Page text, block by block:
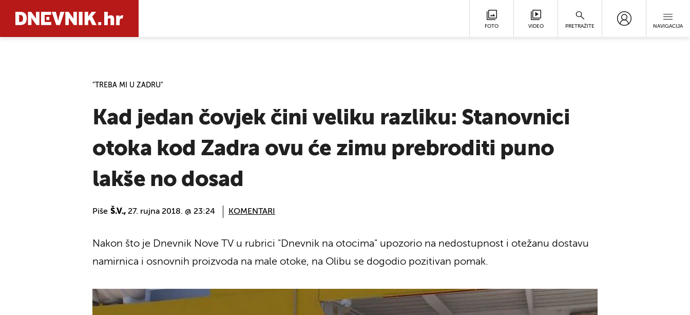
FOTO VIDEO PRETRAŽITE NAVIGACIJA
"TREBA MI U ZADRU"
Kad jedan čovjek čini veliku razliku: Stanovnici
otoka kod Zadra ovu će zimu prebroditi puno
lakše no dosad
Piše Š.V., 27. rujna 2018. @ 23:24 KOMENTARI
Nakon što je Dnevnik Nove TV u rubrici "Dnevnik na otocima" upozorio na nedostupnost i otežanu dostavu
namirnica i osnovnih proizvoda na male otoke, na Olibu se dogodio pozitivan pomak.